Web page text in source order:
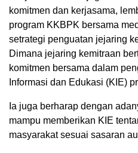
komitmen dan kerjasama,
program KKBPK bersama
setrategi penguatan jejaring
Dimana jejaring kemitraan
komitmen bersama dalam
Informasi dan Edukasi (KIE)
Ia juga berharap dengan
mampu memberikan KIE
masyarakat sesuai sasaran